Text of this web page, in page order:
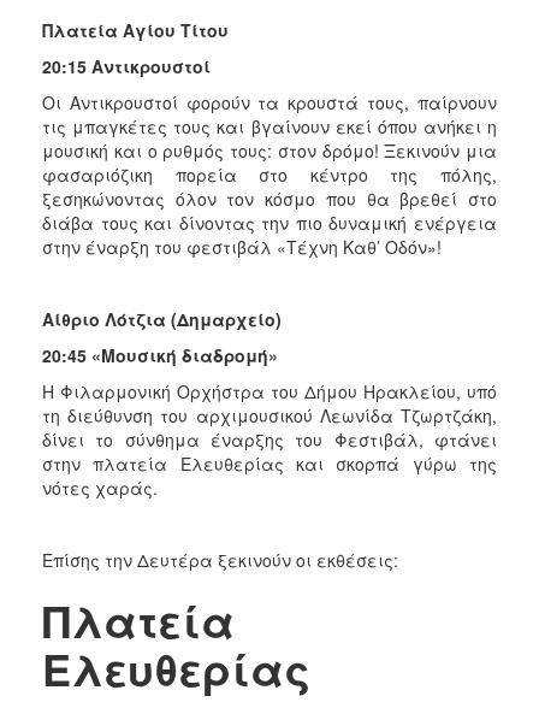
Πλατεία Αγίου Τίτου
20:15 Αντικρουστοί
Οι Αντικρουστοί φορούν τα κρουστά τους, παίρνουν
τις μπαγκέτες τους και βγαίνουν εκεί όπου ανήκει η
μουσική και ο ρυθμός τους: στον δρόμο! Ξεκινούν μια
φασαριόζικη πορεία στο κέντρο της πόλης,
ξεσηκώνοντας όλον τον κόσμο που θα βρεθεί στο
διάβα τους και δίνοντας την πιο δυναμική ενέργεια
στην έναρξη του φεστιβάλ «Τέχνη Καθ’ Οδόν»!
Αίθριο Λότζια (Δημαρχείο)
20:45 «Μουσική διαδρομή»
Η Φιλαρμονική Ορχήστρα του Δήμου Ηρακλείου, υπό
τη διεύθυνση του αρχιμουσικού Λεωνίδα Τζωρτζάκη,
δίνει το σύνθημα έναρξης του Φεστιβάλ, φτάνει
στην πλατεία Ελευθερίας και σκορπά γύρω της
νότες χαράς.
Επίσης την Δευτέρα ξεκινούν οι εκθέσεις:
Πλατεία
Ελευθερίας